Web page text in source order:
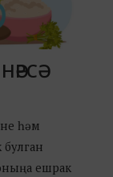
һәм
ешрак